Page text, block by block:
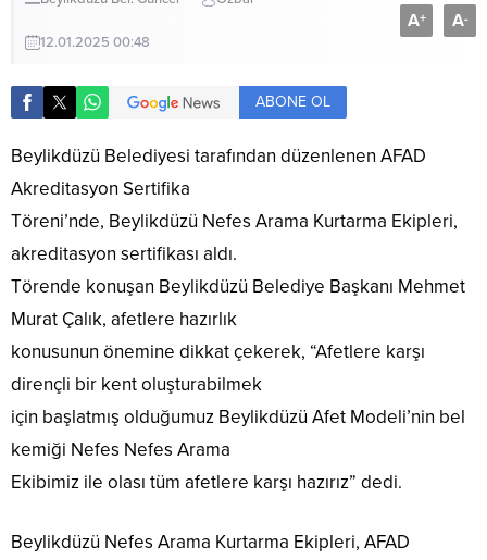
12.01.2025 00:48
A+ A-
ABONE OL
Beylikdüzü Belediyesi tarafından düzenlenen AFAD
Akreditasyon Sertifika
Töreni’nde, Beylikdüzü Nefes Arama Kurtarma Ekipleri,
akreditasyon sertifikası aldı.
Törende konuşan Beylikdüzü Belediye Başkanı Mehmet
Murat Çalık, afetlere hazırlık
konusunun önemine dikkat çekerek, “Afetlere karşı
dirençli bir kent oluşturabilmek
için başlatmış olduğumuz Beylikdüzü Afet Modeli’nin bel
kemiği Nefes Nefes Arama
Ekibimiz ile olası tüm afetlere karşı hazırız” dedi.
Beylikdüzü Nefes Arama Kurtarma Ekipleri, AFAD